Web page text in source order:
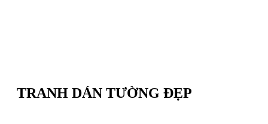
TRANH DÁN TƯỜNG ĐẸP